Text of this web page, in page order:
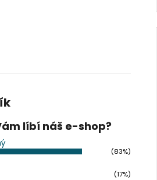
líbí náš e-shop?
(83%)
(17%)